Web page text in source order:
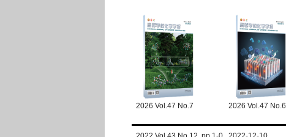
2026 Vol.47 No.7 2026 Vol.47 No.6